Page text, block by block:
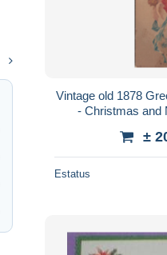
Vintage old 1878
- Christmas and
±
Estatus